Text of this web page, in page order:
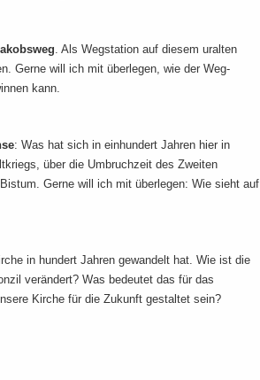
. Als Wegstation auf diesem uralten
Gerne will ich mit überlegen, wie der Weg-
kann.
: Was hat sich in einhundert Jahren hier in
über die Umbruchzeit des Zweiten
Gerne will ich mit überlegen: Wie sieht auf
in hundert Jahren gewandelt hat. Wie ist die
verändert? Was bedeutet das für das
Kirche für die Zukunft gestaltet sein?